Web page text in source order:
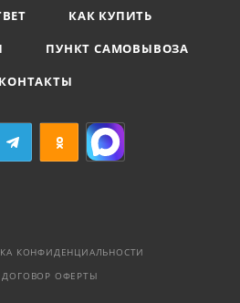
КАК КУПИТЬ
ПУНКТ САМОВЫВОЗА
КОНТАКТЫ
КОНФИДЕНЦИАЛЬНОСТИ
ДОГОВОР ОФЕРТЫ